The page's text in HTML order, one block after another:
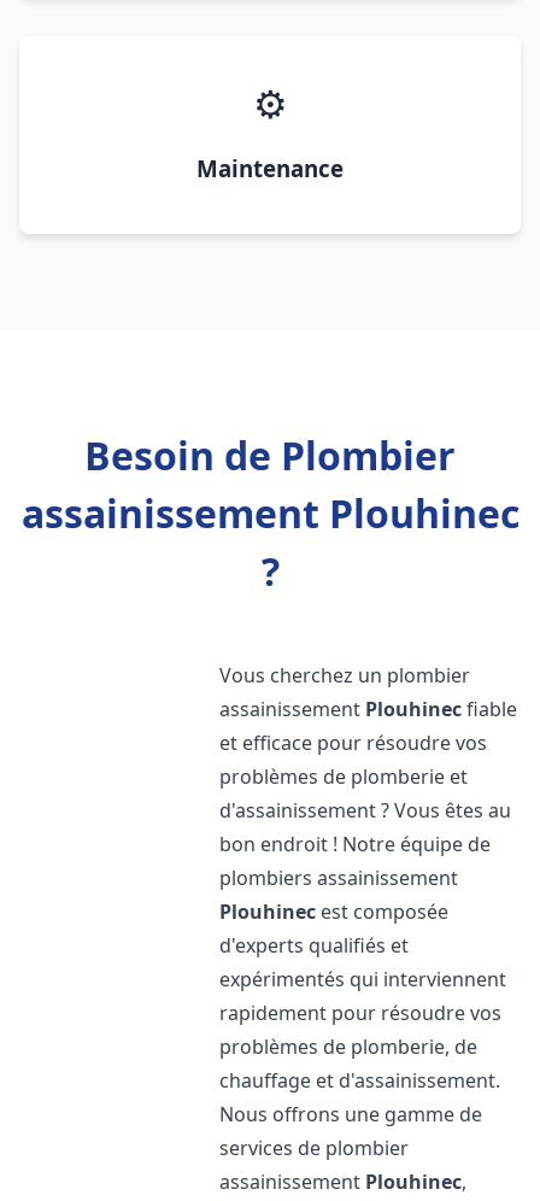
⚙️
Maintenance
Besoin de Plombier
assainissement Plouhinec
?
Vous cherchez un plombier
assainissement Plouhinecfiable
et efficace pour résoudre vos
problèmes de plomberie et
d'assainissement ? Vous êtes au
bon endroit ! Notre équipe de
plombiers assainissement
Plouhinec est composée
d'experts qualifiés et
expérimentés qui interviennent
rapidement pour résoudre vos
problèmes de plomberie, de
chauffage et d'assainissement.
Nous offrons une gamme de
services de plombier
assainissement Plouhinec,